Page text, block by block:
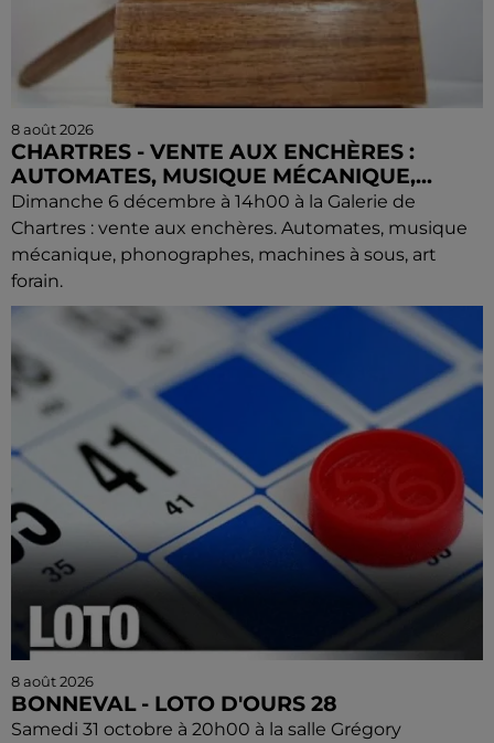
8 août 2026
CHARTRES - VENTE AUX ENCHÈRES :
AUTOMATES, MUSIQUE MÉCANIQUE,...
Dimanche 6 décembre à 14h00 à la Galerie de
Chartres : vente aux enchères. Automates, musique
mécanique, phonographes, machines à sous, art
forain.
8 août 2026
BONNEVAL - LOTO D'OURS 28
Samedi 31 octobre à 20h00 à la salle Grégory